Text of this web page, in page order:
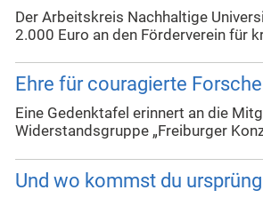
Der Arbeitskreis Nachhaltige
2.000 Euro an den Förderverein für
Ehre für couragierte
Eine Gedenktafel erinnert an die
Widerstandsgruppe „Freiburger
Und wo kommst du